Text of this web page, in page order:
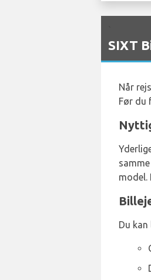
SIXT
Når
Før du
model.
Du